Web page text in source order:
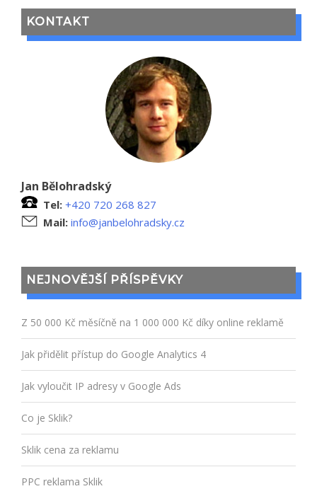
KONTAKT
Jan Bělohradský
Tel: +420 720 268 827
Mail: info@janbelohradsky.cz
NEJNOVĚJŠÍ PŘÍSPĚVKY
Z 50 000 Kč měsíčně na 1 000 000 Kč díky online reklamě
Jak přidělit přístup do Google Analytics 4
Jak vyloučit IP adresy v Google Ads
Co je Sklik?
Sklik cena za reklamu
PPC reklama Sklik